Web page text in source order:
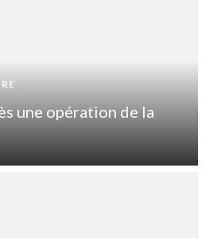
une opération de la